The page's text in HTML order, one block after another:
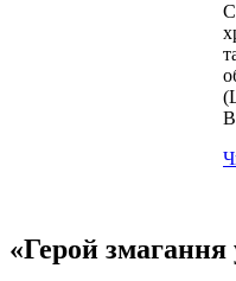
«Герой